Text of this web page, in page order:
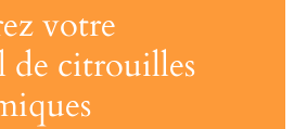
votre
de citrouilles